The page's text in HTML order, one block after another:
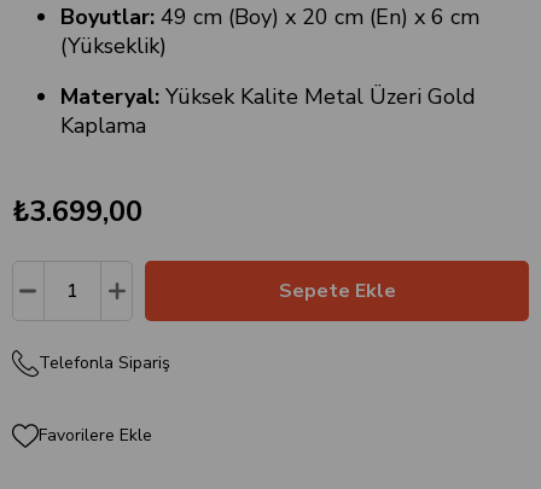
Boyutlar: 49 cm (Boy) x 20 cm (En) x 6 cm
(Yükseklik)
Materyal: Yüksek Kalite Metal Üzeri Gold
Kaplama
₺3.699,00
Telefonla Sipariş
Favorilere Ekle